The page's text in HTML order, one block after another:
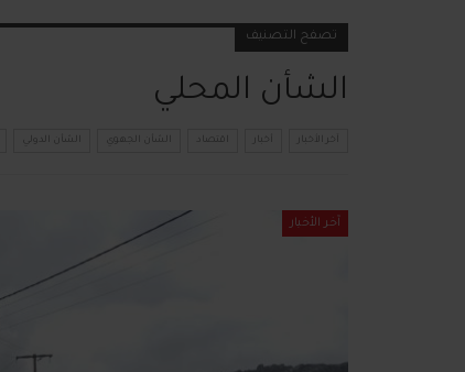
تصفح التصنيف
الشأن المحلي
آخر الأخبار أخبار اقتصاد الشأن الجهوي الشأن الدولي
آخر الأخبار